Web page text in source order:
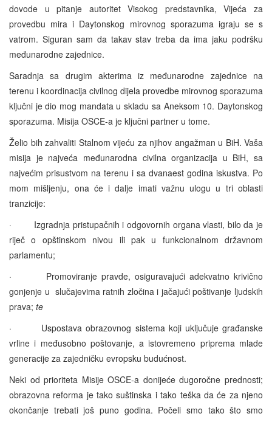
dovode u pitanje autoritet Visokog predstavnika, Vijeća za
provedbu mira i Daytonskog mirovnog sporazuma igraju se s
vatrom. Siguran sam da takav stav treba da ima jaku podršku
međunarodne zajednice.
Saradnja sa drugim akterima iz međunarodne zajednice na
terenu i koordinacija civilnog dijela provedbe mirovnog sporazuma
ključni je dio mog mandata u skladu sa Aneksom 10. Daytonskog
sporazuma. Misija OSCE-a je ključni partner u tome.
Želio bih zahvaliti Stalnom vijeću za njihov angažman u BiH. Vaša
misija je najveća međunarodna civilna organizacija u BiH, sa
najvećim prisustvom na terenu i sa dvanaest godina iskustva. Po
mom mišljenju, ona će i dalje imati važnu ulogu u tri oblasti
tranzicije:
· Izgradnja pristupačnih i odgovornih organa vlasti, bilo da je
riječ o opštinskom nivou ili pak u funkcionalnom državnom
parlamentu;
· Promoviranje pravde, osiguravajući adekvatno krivično
gonjenje u slučajevima ratnih zločina i jačajući poštivanje ljudskih
prava; te
· Uspostava obrazovnog sistema koji uključuje građanske
vrline i međusobno poštovanje, a istovremeno priprema mlade
generacije za zajedničku evropsku budućnost.
Neki od prioriteta Misije OSCE-a donijeće dugoročne prednosti;
obrazovna reforma je tako suštinska i tako teška da će za njeno
okončanje trebati još puno godina. Počeli smo tako što smo